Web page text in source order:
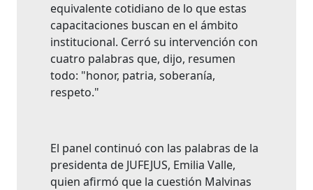
equivalente cotidiano de lo que estas
capacitaciones buscan en el ámbito
institucional. Cerró su intervención con
cuatro palabras que, dijo, resumen
todo: "honor, patria, soberanía,
respeto."
El panel continuó con las palabras de la
presidenta de JUFEJUS, Emilia Valle,
quien afirmó que la cuestión Malvinas